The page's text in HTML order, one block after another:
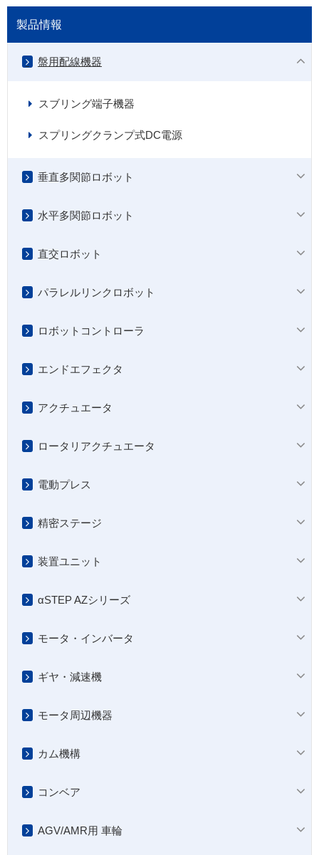
製品情報
盤用配線機器
スブリング端子機器
スプリングクランプ式DC電源
垂直多関節ロボット
水平多関節ロボット
直交ロボット
パラレルリンクロボット
ロボットコントローラ
エンドエフェクタ
アクチュエータ
ロータリアクチュエータ
電動プレス
精密ステージ
装置ユニット
αSTEP AZシリーズ
モータ・インバータ
ギヤ・減速機
モータ周辺機器
カム機構
コンベア
AGV/AMR用 車輪